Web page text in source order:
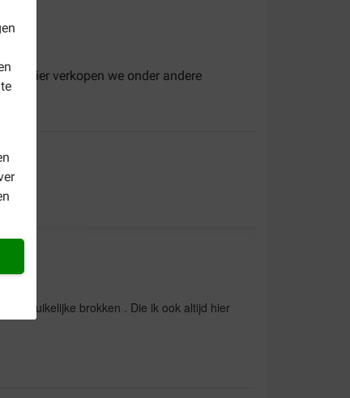
Hier verkopen we onder andere
gebruikelijke brokken . Die ik ook altijd hier